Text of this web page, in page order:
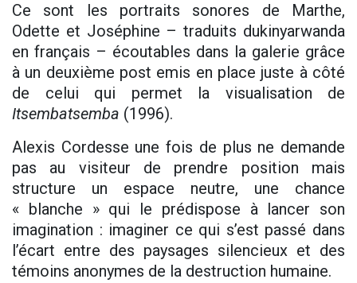
Ce sont les portraits sonores de Marthe,
Odette et Joséphine – traduits dukinyarwanda
en français – écoutables dans la galerie grâce
à un deuxième post emis en place juste à côté
de celui qui permet la visualisation de
Itsembatsemba (1996).
Alexis Cordesse une fois de plus ne demande
pas au visiteur de prendre position mais
structure un espace neutre, une chance
« blanche » qui le prédispose à lancer son
imagination : imaginer ce qui s’est passé dans
l’écart entre des paysages silencieux et des
témoins anonymes de la destruction humaine.